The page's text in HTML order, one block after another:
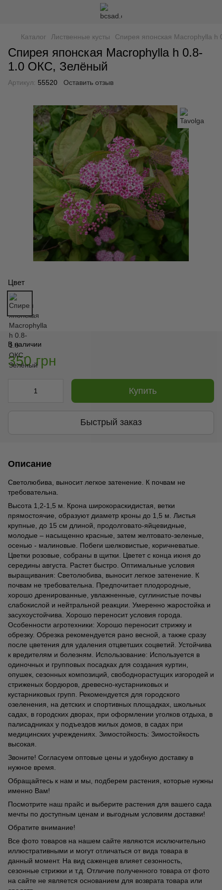
Каталог Лиственные кусты Спирея японская Macrophylla
Спирея японская Macrophylla h 0.8-
1.0 ОКС, Зелёный
Артикул: 55520 Оставить отзыв
Цвет
В наличии
350 грн
Купить
Быстрый заказ
Описание
Светолюбива, выносит легкое затенение. К почвам не
требовательна.
Высота 1,2-1,5 м. Крона широкораскидистая, ветки
прямостоячие, образуют диаметр кроны до 1,5 м. Листья
крупные, до 15 см длиной, продолговато-яйцевидные,
молодые – насыщенно красные, затем желтовато-зеленые,
осенью - малиновые. Побеги шелковистые, коричневатые.
Цветки розовые, собраны в щитки. Цветет с конца июня до
середины августа. Растет быстро. Оптимальные условия
выращивания: Светолюбива, выносит легкое затенение. К
почвам не требовательна. Предпочитает плодородные,
хорошо дренированные, увлажненные, суглинистые почвы
слабокислой и нейтральной реакции. Умеренно жаростойка и
засухоустойчива. Хорошо переносит условия города.
Особенности агротехники: Хорошо переносит стрижку и
обрезку. Обрезка рекомендуется рано весной, а также сразу
после цветения для удаления отцветших соцветий. Устойчива
к вредителям и болезням. Использование: Используется в
одиночных и групповых посадках для создания куртин,
опушек, сезонных композиций, свободнорастущих изгородей и
стриженых бордюров, древесно-кустарниковых и
кустарниковых групп. Рекомендуется для городского
озеленения, на детских и спортивных площадках, школьных
садах, в городских дворах, при оформлении уголков отдыха, в
палисадниках у подъездов жилых домов, в садах при
медицинских учреждениях. Зимостойкость: Зимостойкость
высокая.
Звоните! Согласуем оптовые цены и удобную доставку в
нужное время.
Обращайтесь к нам и мы, подберем растения, которые нужны
именно Вам!
Посмотрите наш прайс и выберите растения для вашего сада
мечты по доступным ценам и выгодным условиям доставки!
Обратите внимание!
Все фото товаров на нашем сайте являются исключительно
иллюстративными и могут отличаться от вида товара в
данный момент. На вид саженцев влияет сезонность,
сезонные стрижки и т.д. Отличие полученного товара от фото
на сайте не является основанием для возврата товара или